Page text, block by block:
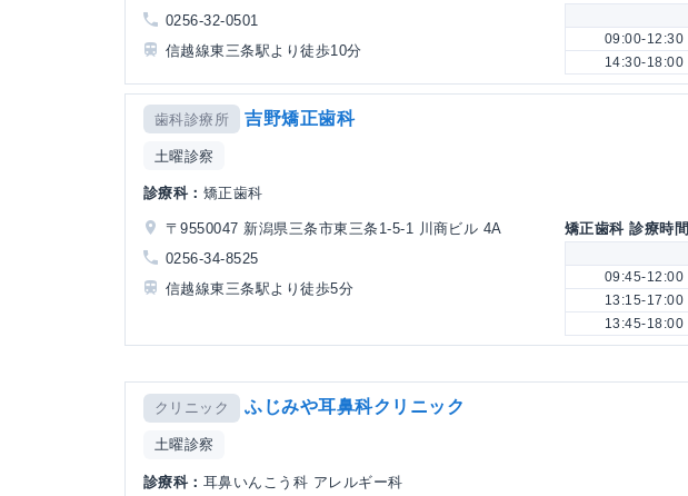
0256-32-0501
信越線東三条駅より徒歩10分
09:00-12:30
14:30-18:00
歯科診療所 吉野矯正歯科
土曜診察
診療科： 矯正歯科
〒9550047 新潟県三条市東三条1-5-1 川商ビル 4A
0256-34-8525
信越線東三条駅より徒歩5分
矯正歯科 診療時間
09:45-12:00
13:15-17:00
13:45-18:00
クリニック ふじみや耳鼻科クリニック
土曜診察
診療科： 耳鼻いんこう科 アレルギー科